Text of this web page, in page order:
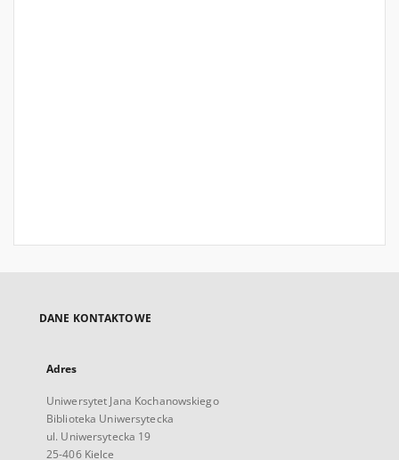
DANE KONTAKTOWE
Adres
Uniwersytet Jana Kochanowskiego
Biblioteka Uniwersytecka
ul. Uniwersytecka 19
25-406 Kielce